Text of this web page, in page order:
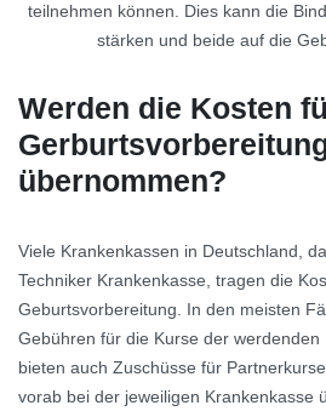
teilnehmen können. Dies kann die
stärken und beide auf die
Werden die Kosten
übernommen?
Viele Krankenkassen in Deutschland,
Techniker Krankenkasse, tragen die
Geburtsvorbereitung. In den meisten
Gebühren für die Kurse der
bieten auch Zuschüsse für
vorab bei der jeweiligen Krankenkasse